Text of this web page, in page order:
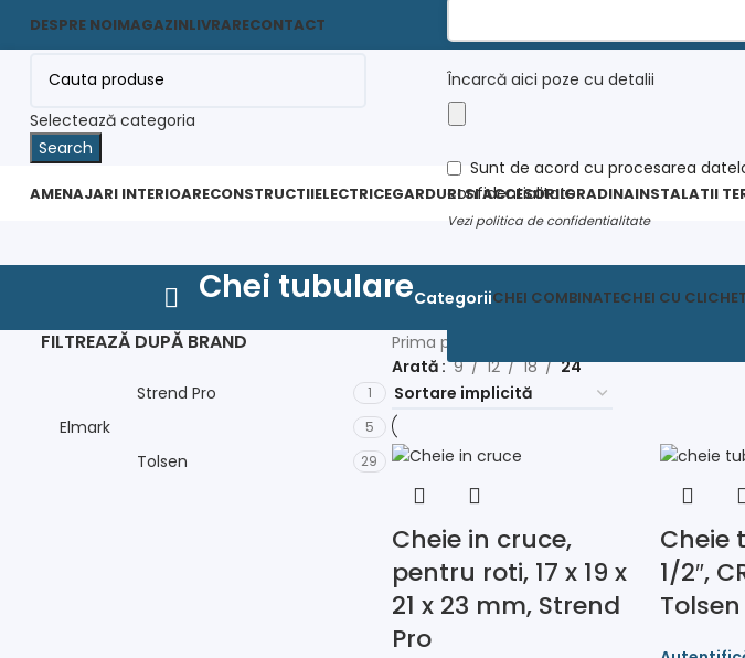
DESPRE NOIMAGAZINLIVRARECONTACT
Încarcă aici poze cu detalii
Your
Website *
Sunt de acord cu procesarea
confidentialitate
Vezipolitica de confidentialitate
Selectează categoria
Search
AMENAJARI INTERIOARECONSTRUCTIIELECTRICEGARDURI SI ACCESORIIGRADINAINSTALATII
Chei tubulareCategoriiCHEI COMBINATECHEI CU
FILTREAZĂ DUPĂ BRAND
Strend Pro 1
Elmark 5
Tolsen 29
Prima pagină
Arată
9 12 18 24
Cheie in cruce,
pentru roti, 17 x 19 x
21 x 23 mm, Strend
Pro
Cheie
1/2″,
Tolsen